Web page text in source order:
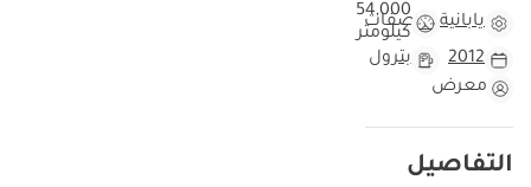
يابانية مواصفات
54,000
كيلومتر
2012
بترول
معرض
التفاصيل